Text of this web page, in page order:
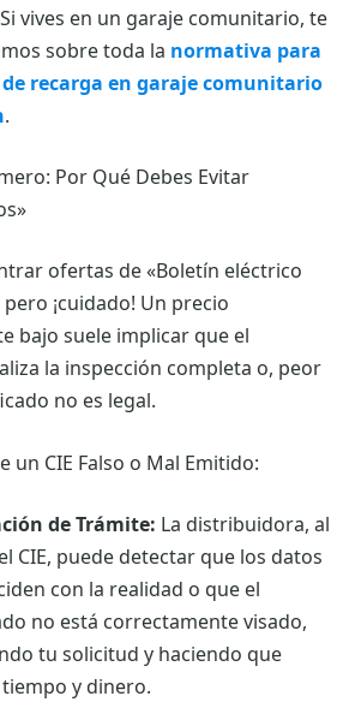
vives en un garaje comunitario, te
sobre toda la normativa para
recarga en garaje comunitario
.
Por Qué Debes Evitar
ofertas de «Boletín eléctrico
¡cuidado! Un precio
bajo suele implicar que el
la inspección completa o, peor
no es legal.
un CIE Falso o Mal Emitido:
de Trámite: La distribuidora, al
CIE, puede detectar que los datos
con la realidad o que el
no está correctamente visado,
tu solicitud y haciendo que
y dinero.